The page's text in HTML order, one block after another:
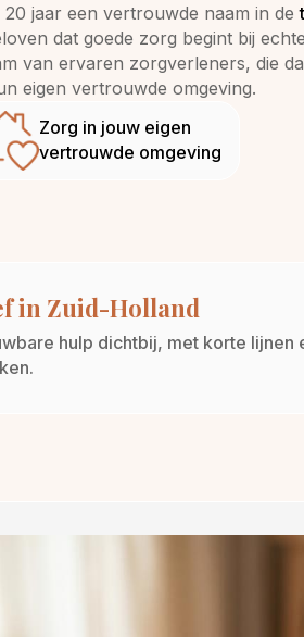
jaar een vertrouwde naam in de
dat goede zorg begint bij
van ervaren zorgverleners, die
eigen vertrouwde omgeving.
Zorg in jouw eigen
vertrouwde omgeving
in Zuid-Holland
hulp dichtbij, met korte lijnen